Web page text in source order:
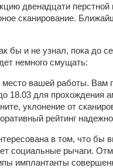
двенадцати перстной
сканирование.
бы и не узнал, пока до
немного смущать:
вашей работы. Вам
18.03 для прохождения
уклонение от
рейтинг
в том, что бы
социальные рычаги.
имплантанты